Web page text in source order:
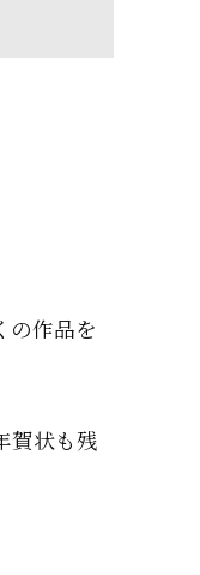
の作品を
賀状も残